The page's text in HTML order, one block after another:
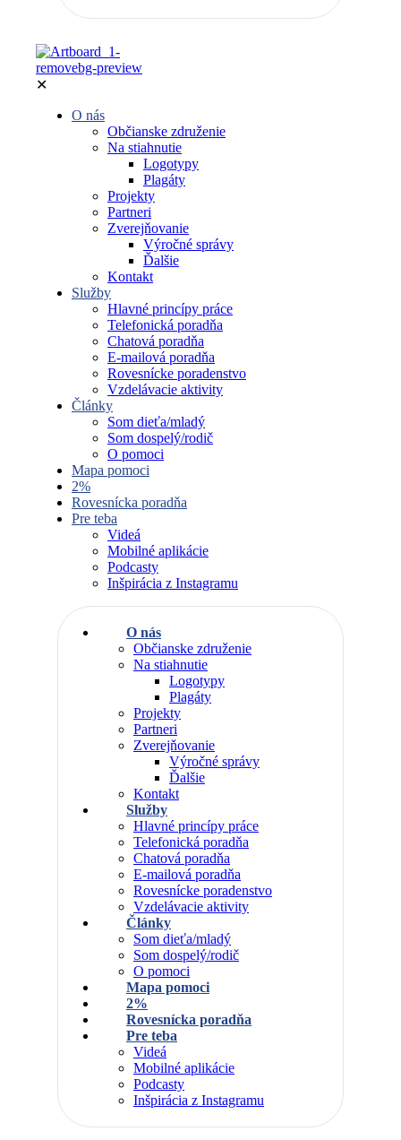
✕
O nás
Občianske združenie
Na stiahnutie
Logotypy
Plagáty
Projekty
Partneri
Zverejňovanie
Výročné správy
Ďalšie
Kontakt
Služby
Hlavné princípy práce
Telefonická poradňa
Chatová poradňa
E-mailová poradňa
Rovesnícke poradenstvo
Vzdelávacie aktivity
Články
Som dieťa/mladý
Som dospelý/rodič
O pomoci
Mapa pomoci
2%
Rovesnícka poradňa
Pre teba
Videá
Mobilné aplikácie
Podcasty
Inšpirácia z Instagramu
O nás
Občianske združenie
Na stiahnutie
Logotypy
Plagáty
Projekty
Partneri
Zverejňovanie
Výročné správy
Ďalšie
Kontakt
Služby
Hlavné princípy práce
Telefonická poradňa
Chatová poradňa
E-mailová poradňa
Rovesnícke poradenstvo
Vzdelávacie aktivity
Články
Som dieťa/mladý
Som dospelý/rodič
O pomoci
Mapa pomoci
2%
Rovesnícka poradňa
Pre teba
Videá
Mobilné aplikácie
Podcasty
Inšpirácia z Instagramu